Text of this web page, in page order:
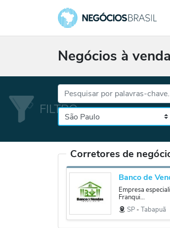
Negócios à venda
Palavras-chave...
Corretores de
Banco de
Empresa
Franqui...
SP ‐ Tabapuã